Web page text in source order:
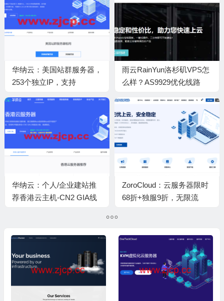
华纳云：美国站群服务器，
253个独立IP，支持
低，1488元/月起
雨云RainYun洛杉矶VPS怎
么样？AS9929优化线路
华纳云：个人/企业建站推
荐香港云主机-CN2 GIA线
ZoroCloud：云服务器限时
68折+独服9折，无限流
杉矶高防CN2GIA/香港
CN2/tiktok专用服务器，解
锁ChatGPT